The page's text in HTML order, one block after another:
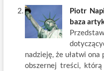
Piotr
baza
nadzieję, że ułatwi ona
obszernej treści, którą